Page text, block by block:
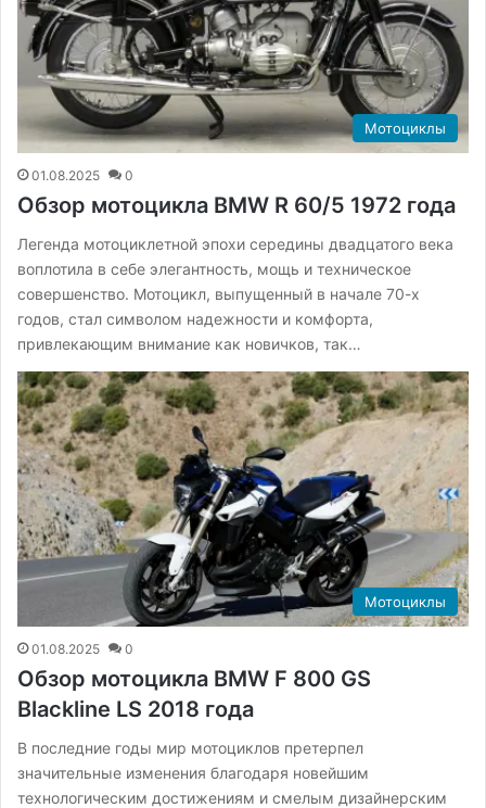
Мотоциклы
01.08.2025 0
Обзор мотоцикла BMW R 60/5 1972 года
Легенда мотоциклетной эпохи середины двадцатого века
воплотила в себе элегантность, мощь и техническое
совершенство. Мотоцикл, выпущенный в начале 70-х
годов, стал символом надежности и комфорта,
привлекающим внимание как новичков, так…
Мотоциклы
01.08.2025 0
Обзор мотоцикла BMW F 800 GS
Blackline LS 2018 года
В последние годы мир мотоциклов претерпел
значительные изменения благодаря новейшим
технологическим достижениям и смелым дизайнерским